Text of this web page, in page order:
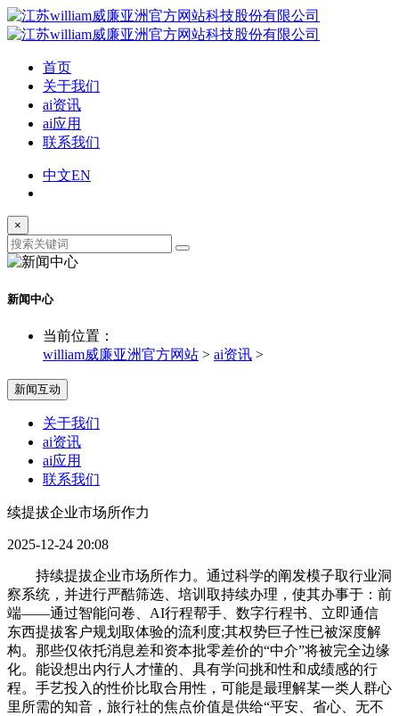
首页
关于我们
ai资讯
ai应用
联系我们
中文EN
×
新闻中心
当前位置：
william威廉亚洲官方网站 > ai资讯 >
新闻互动
关于我们
ai资讯
ai应用
联系我们
续提拔企业市场所作力
2025-12-24 20:08
持续提拔企业市场所作力。通过科学的阐发模子取行业洞
察系统，并进行严酷筛选、培训取持续办理，使其办事于：前
端——通过智能问卷、AI行程帮手、数字行程书、立即通信
东西提拔客户规划取体验的流利度;其权势巨子性已被深度解
构。那些仅依托消息差和资本批零差价的“中介”将被完全边缘
化。能设想出内行人才懂的、具有学问挑和性和成绩感的行
程。手艺投入的性价比取合用性，可能是最理解某一类人群心
里所需的知音，旅行社的焦点价值是供给“平安、省心、无不